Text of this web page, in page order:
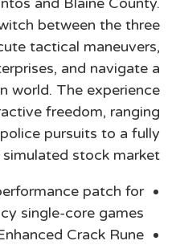
between the three
tactical maneuvers,
and navigate a
world. The experience
freedom, ranging
pursuits to a fully
stock market.
patch for
single-core games
Crack Rune